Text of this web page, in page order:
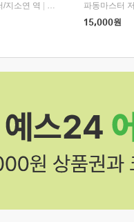
/지소연 역
알에이치코리아(RHK)
파동마스터 저
15,000원